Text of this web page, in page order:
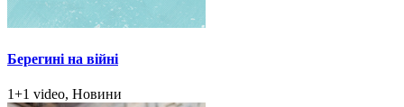
Берегині на війні
1+1 video, Новини